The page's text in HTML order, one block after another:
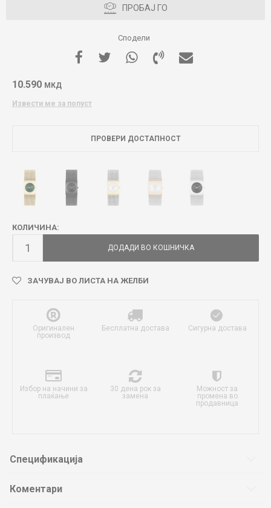
ПРОБАЈ ГО
Сподели
10.590 МКД
Извести ме за попуст
ПРОВЕРИ ДОСТАПНОСТ
КОЛИЧИНА:
ДОДАДИ ВО КОШНИЧКА
ЗАЧУВАЈ ВО ЛИСТА НА ЖЕЛБИ
Оригинален
производ
Бесплатна достава Сигурна достава
Избор на начини за
плаќање
30 дена рок за
замена
Можност за
промена во
продавница
Спецификација
Коментари